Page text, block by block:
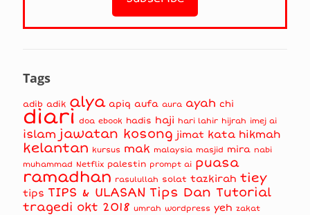
Tags
adib adik alya apiq aufa aura ayah chi
diari doa ebook hadis haji hari lahir hijrah imej ai
islam jawatan kosong jimat kata hikmah
kelantan kursus mak malaysia masjid mira nabi
muhammad Netflix palestin prompt ai puasa
ramadhan rasulullah solat tazkirah tiey
tips TIPS & ULASAN Tips Dan Tutorial
tragedi okt 2018 umrah wordpress yeh zakat